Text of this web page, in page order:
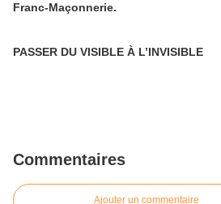
Franc-Maçonnerie.
PASSER DU VISIBLE À L’INVISIBLE
Commentaires
Ajouter un commentaire